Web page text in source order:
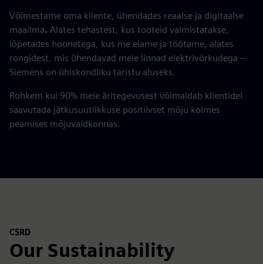
Võimestame oma kliente, ühendades reaalse ja digitaalse
maailma. Alates tehastest, kus tooteid valmistatakse,
lõpetades hoonetega, kus me elame ja töötame, alates
rongidest, mis ühendavad meie linnad elektrivõrkudega –
Siemens on ühiskondliku taristu aluseks.
Rohkem kui 90% meie äritegevusest võimaldab klientidel
saavutada jätkusuutlikkuse positiivset mõju kolmes
peamises mõjuvaldkonnas.
CSRD
Our Sustainability